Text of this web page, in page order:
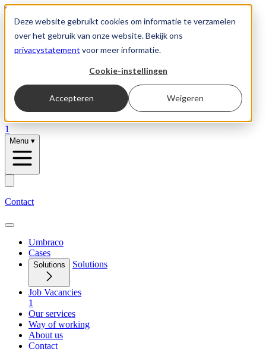
Deze website gebruikt cookies om informatie te verzamelen
over het gebruik van onze website. Bekijk ons
privacystatement voor meer informatie.
Cookie-instellingen
Accepteren Weigeren
Skip to content
Umbraco
Vacancies
1
Menu ▾
Contact
Umbraco
Cases
Solutions Solutions
Job Vacancies
1
Our services
Way of working
About us
Contact